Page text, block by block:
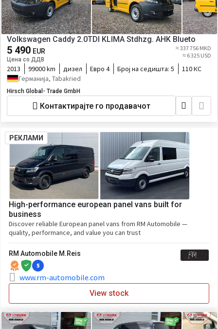
Volkswagen Caddy 2.0TDI KLIMA Stdhzg. AHK Blueto
5 490 EUR
Цена со ДДВ
≈ 337 756 MKD
≈ 6 325 USD
2013 99000 km дизел Евро 4 Број на седишта: 5
110 КС
Германија, Tabakried
Hirsch Global- Trade GmbH
Контактирајте го продавачот
РЕКЛАМИ
High-performance european panel vans built for
business
Discover reliable European panel vans from RM Automobile —
quality, performance, and value you can trust
RM Automobile M.Reis
5
www.rm-automobile.com
View stock